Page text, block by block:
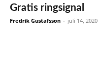
Gratis ringsignal
Fredrik Gustafsson - juli 14, 2020